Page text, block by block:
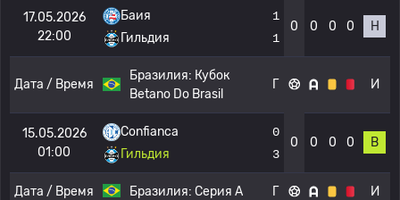
17.05.2026
22:00
Баия
Гильдия
1
1
0 0 0 0 Н
Дата / Время
Бразилия: Кубок
Betano Do Brasil
Г И
15.05.2026
01:00
Confianca
Гильдия
0
3
0 0 0 0 В
Дата / Время Бразилия: Серия А Г И